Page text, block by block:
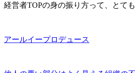
経営者TOPの身の振り方って、とて
アールイープロデュース